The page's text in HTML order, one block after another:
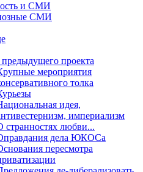
и СМИ
СМИ
проекта
мероприятия
толка
идея,
империализм
странностях любви...
дела ЮКОСа
пересмотра